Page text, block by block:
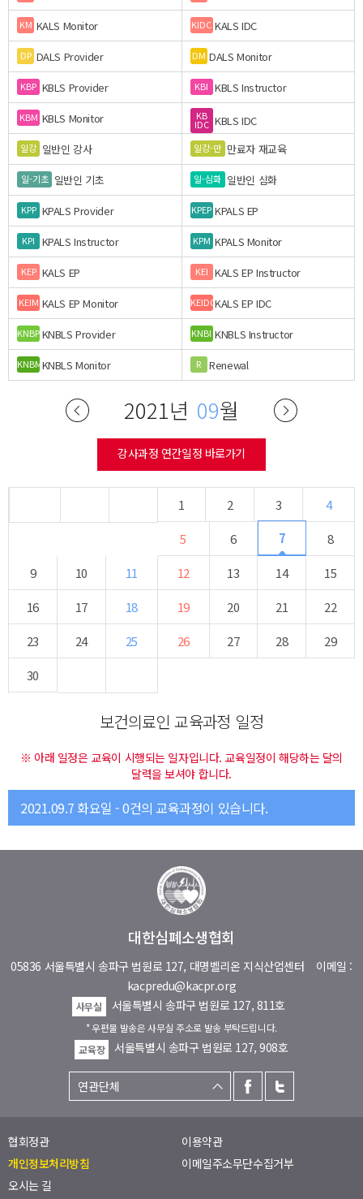
KM KALS Monitor KIDC KALS IDC
DP DALS Provider DM DALS Monitor
KBP KBLS Provider KBI KBLS Instructor
KBM KBLS Monitor KB
IDC KBLS IDC
일강 일반인 강사 일강-만 만료자 재교육
일-기초 일반인 기초 일-심화 일반인 심화
KPP KPALS Provider KPEP KPALS EP
KPI KPALS Instructor KPM KPALS Monitor
KEP KALS EP KEI KALS EP Instructor
KEIM KALS EP Monitor KEIDCKALS EP IDC
KNBPKNBLS Provider KNBI KNBLS Instructor
KNBMKNBLS Monitor R Renewal
2021년 09월
강사과정 연간일정 바로가기
1 2 3
4
5
6 7
8
9
10 11 12 13 14
15
16
17 18 19 20 21
22
23
24 25 26 27 28
29
30
보건의료인 교육과정 일정
※ 아래 일정은 교육이 시행되는 일자입니다. 교육일정이 해당하는 달의
달력을 보셔야 합니다.
2021.09.7 화요일 - 0건의 교육과정이 있습니다.
대한심폐소생협회
05836 서울특별시 송파구 법원로 127, 대명벨리온 지식산업센터 이메일 :
kacpredu@kacpr.org
사무실 서울특별시 송파구 법원로 127, 811호
* 우편물 발송은 사무실 주소로 발송 부탁드립니다.
교육장
서울특별시 송파구 법원로 127, 908호
협회정관
이용약관
개인정보처리방침
이메일주소무단수집거부
오시는 길